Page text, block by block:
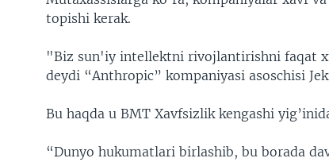
topishi kerak.
"Biz sun'iy intellektni rivojlantirishni faqat
deydi “Anthropic” kompaniyasi asoschisi
Bu haqda u BMT Xavfsizlik kengashi
“Dunyo hukumatlari birlashib, bu borada